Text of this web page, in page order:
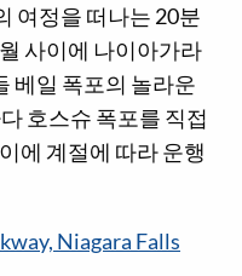
여정을 떠나는 20분
사이에 나이아가라
베일 폭포의 놀라운
호스슈 폭포를 직접
에 계절에 따라 운행
Niagara Falls